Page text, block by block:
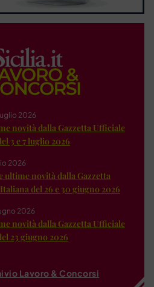
2026
novità dalla Gazzetta Ufficiale
3 e 7 luglio 2026
2026
ultime novità dalla Gazzetta
del 26 e 30 giugno 2026
2026
novità dalla Gazzetta Ufficiale
23 giugno 2026
Lavoro & Concorsi